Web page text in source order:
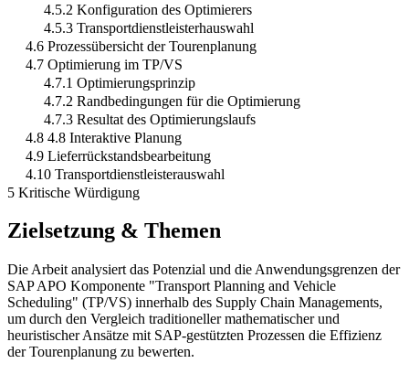
4.5.2 Konfiguration des Optimierers
4.5.3 Transportdienstleisterhauswahl
4.6 Prozessübersicht der Tourenplanung
4.7 Optimierung im TP/VS
4.7.1 Optimierungsprinzip
4.7.2 Randbedingungen für die Optimierung
4.7.3 Resultat des Optimierungslaufs
4.8 4.8 Interaktive Planung
4.9 Lieferrückstandsbearbeitung
4.10 Transportdienstleisterauswahl
5 Kritische Würdigung
Zielsetzung & Themen
Die Arbeit analysiert das Potenzial und die Anwendungsgrenzen der
SAP APO Komponente "Transport Planning and Vehicle
Scheduling" (TP/VS) innerhalb des Supply Chain Managements,
um durch den Vergleich traditioneller mathematischer und
heuristischer Ansätze mit SAP-gestützten Prozessen die Effizienz
der Tourenplanung zu bewerten.